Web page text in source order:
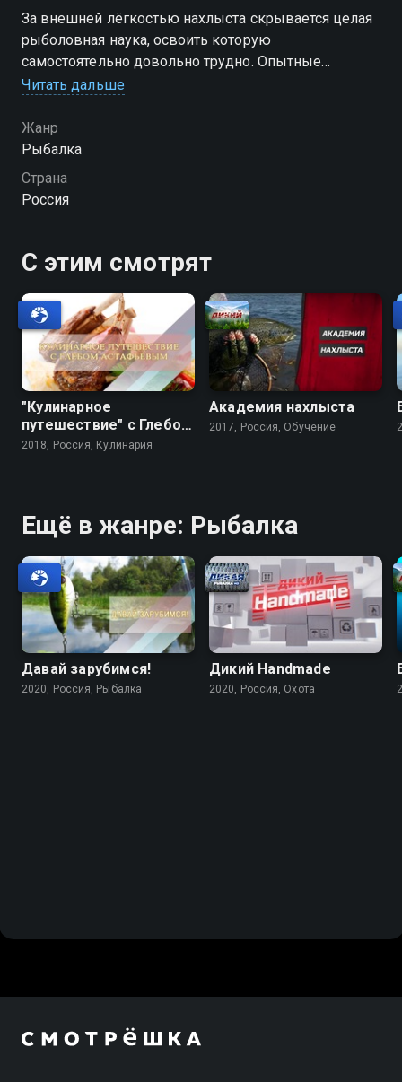
За внешней лёгкостью нахлыста скрывается целая
рыболовная наука, освоить которую
самостоятельно довольно трудно. Опытные
нахлыстовики готовы поделиться своими
интересные "нахлыстовые" водоёмы
Читать дальше
Жанр
Рыбалка
Страна
Россия
С этим смотрят
"Кулинарное
путешествие" с Глебом
Астафьевым
2018, Россия, Кулинария
Академия нахлыста
2017, Россия, Обучение
Ещё в жанре: Рыбалка
Давай зарубимся!
2020, Россия, Рыбалка
Дикий Handmade
2020, Россия, Охота